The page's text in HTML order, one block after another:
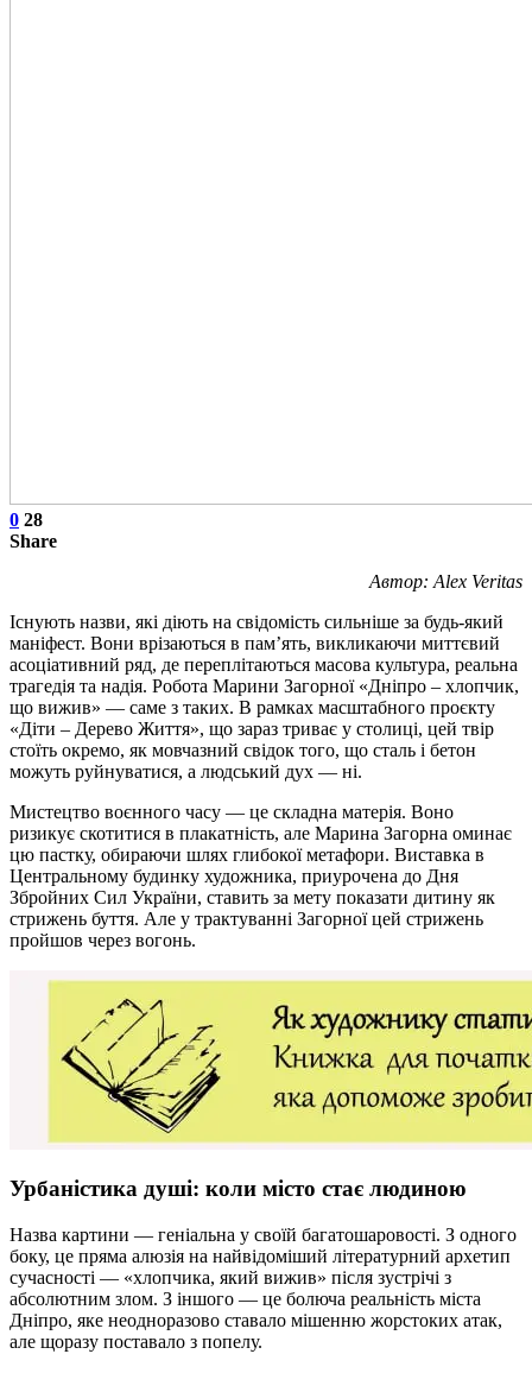
0 28
Share
Автор: Alex Veritas
Існують назви, які діють на свідомість сильніше за будь-який
маніфест. Вони врізаються в пам’ять, викликаючи миттєвий
асоціативний ряд, де переплітаються масова культура, реальна
трагедія та надія. Робота Марини Загорної «Дніпро – хлопчик,
що вижив» — саме з таких. В рамках масштабного проєкту
«Діти – Дерево Життя», що зараз триває у столиці, цей твір
стоїть окремо, як мовчазний свідок того, що сталь і бетон
можуть руйнуватися, а людський дух — ні.
Мистецтво воєнного часу — це складна матерія. Воно
ризикує скотитися в плакатність, але Марина Загорна оминає
цю пастку, обираючи шлях глибокої метафори. Виставка в
Центральному будинку художника, приурочена до Дня
Збройних Сил України, ставить за мету показати дитину як
стрижень буття. Але у трактуванні Загорної цей стрижень
пройшов через вогонь.
Урбаністика душі: коли місто стає людиною
Назва картини — геніальна у своїй багатошаровості. З одного
боку, це пряма алюзія на найвідоміший літературний архетип
сучасності — «хлопчика, який вижив» після зустрічі з
абсолютним злом. З іншого — це болюча реальність міста
Дніпро, яке неодноразово ставало мішенню жорстоких атак,
але щоразу поставало з попелу.